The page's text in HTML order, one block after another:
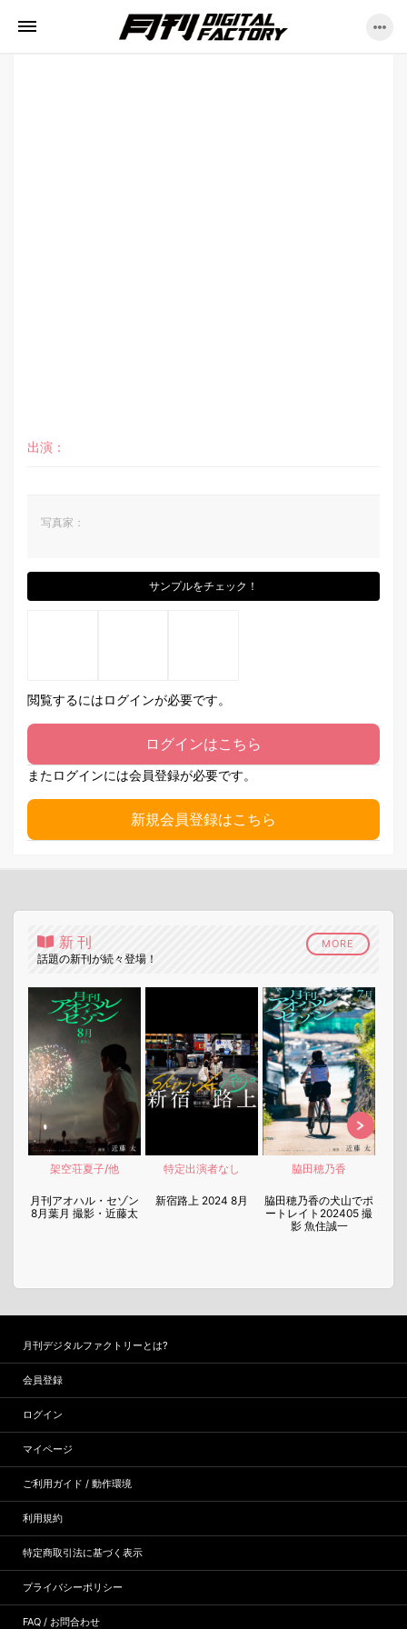
出演：
写真家：
サンプルをチェック！
閲覧するにはログインが必要です。
ログインはこちら
またログインには会員登録が必要です。
新規会員登録はこちら
新刊
話題の新刊が続々登場！
MORE
架空荘夏子/他
月刊アオハル・セゾン
8月葉月 撮影・近藤太
特定出演者なし
新宿路上 2024 8月
脇田穂乃香
脇田穂乃香の犬山でポ
ートレイト202405 撮
影 魚住誠一
月刊デジタルファクトリーとは?
会員登録
ログイン
マイページ
ご利用ガイド / 動作環境
利用規約
特定商取引法に基づく表示
プライバシーポリシー
FAQ / お問合わせ